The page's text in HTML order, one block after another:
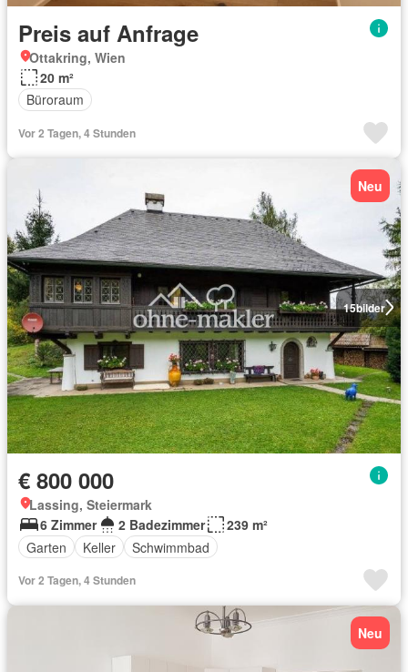
Preis auf Anfrage
Ottakring, Wien
20 m²
Büroraum
Vor 2 Tagen, 4 Stunden
15bilder
Neu
€ 800 000
Lassing, Steiermark
6 Zimmer
2 Badezimmer
239 m²
Garten
Keller Schwimmbad
Vor 2 Tagen, 4 Stunden
Neu